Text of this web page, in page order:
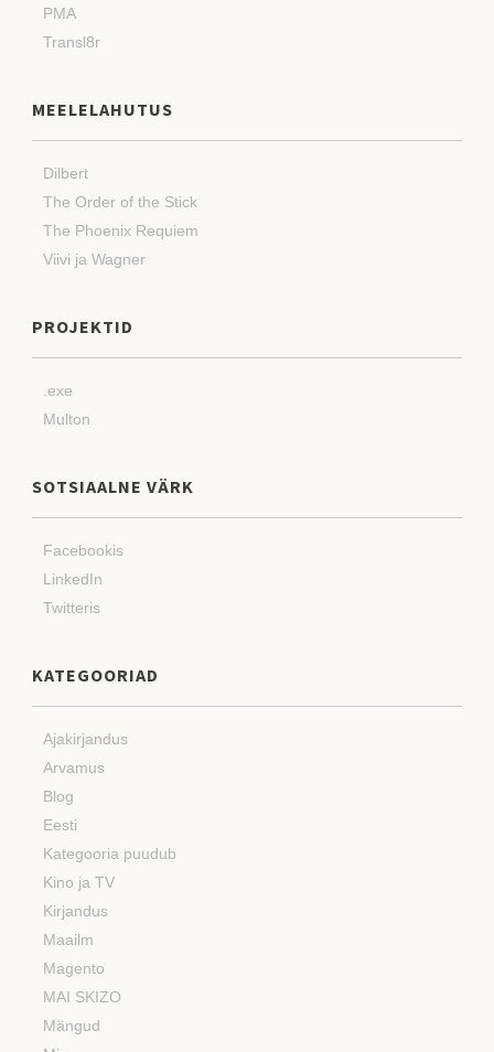
PMA
Transl8r
MEELELAHUTUS
Dilbert
The Order of the Stick
The Phoenix Requiem
Viivi ja Wagner
PROJEKTID
.exe
Multon
SOTSIAALNE VÄRK
Facebookis
LinkedIn
Twitteris
KATEGOORIAD
Ajakirjandus
Arvamus
Blog
Eesti
Kategooria puudub
Kino ja TV
Kirjandus
Maailm
Magento
MAI SKIZO
Mängud